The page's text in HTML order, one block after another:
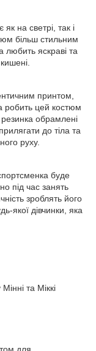
на светрі, так і
більш стильним
яскраві та
принтом,
робить цей костюм
обрамлені
до тіла та
руху.
буде
під час занять
зроблять його
якої дівчинки, яка
та Міккі
для